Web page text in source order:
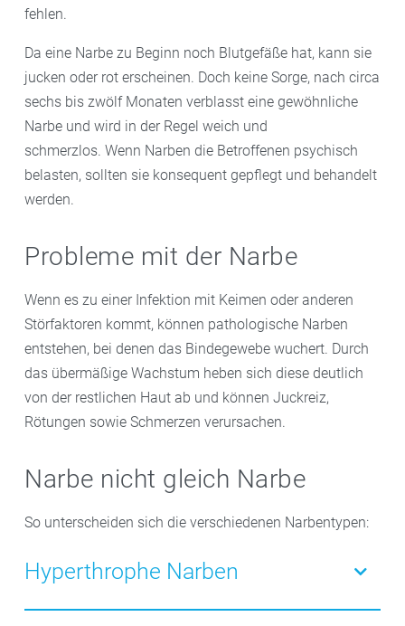
fehlen.
Da eine Narbe zu Beginn noch Blutgefäße hat, kann sie
jucken oder rot erscheinen. Doch keine Sorge, nach circa
sechs bis zwölf Monaten verblasst eine gewöhnliche
Narbe und wird in der Regel weich und
schmerzlos. Wenn Narben die Betroffenen psychisch
belasten, sollten sie konsequent gepflegt und behandelt
werden.
Probleme mit der Narbe
Wenn es zu einer Infektion mit Keimen oder anderen
Störfaktoren kommt, können pathologische Narben
entstehen, bei denen das Bindegewebe wuchert. Durch
das übermäßige Wachstum heben sich diese deutlich
von der restlichen Haut ab und können Juckreiz,
Rötungen sowie Schmerzen verursachen.
Narbe nicht gleich Narbe
So unterscheiden sich die verschiedenen Narbentypen:
Hyperthrophe Narben
Die hypertrophe Narbe kann sich wulstartig über die